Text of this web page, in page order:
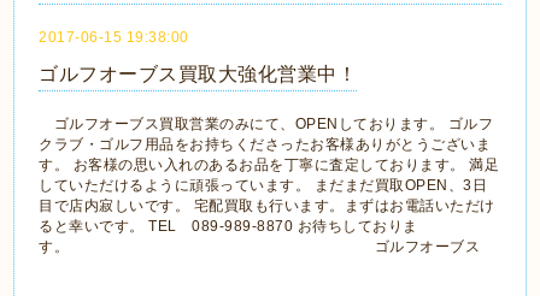
2017-06-15 19:38:00
ゴルフオーブス買取大強化営業中！
ゴルフオーブス買取営業のみにて、OPENしております。 ゴルフ
クラブ・ゴルフ用品をお持ちくださったお客様ありがとうございま
す。 お客様の思い入れのあるお品を丁寧に査定しております。 満足
していただけるように頑張っています。 まだまだ買取OPEN、3日
目で店内寂しいです。 宅配買取も行います。まずはお電話いただけ
ると幸いです。 TEL 089-989-8870 お待ちしておりま
す。 ゴルフオーブス